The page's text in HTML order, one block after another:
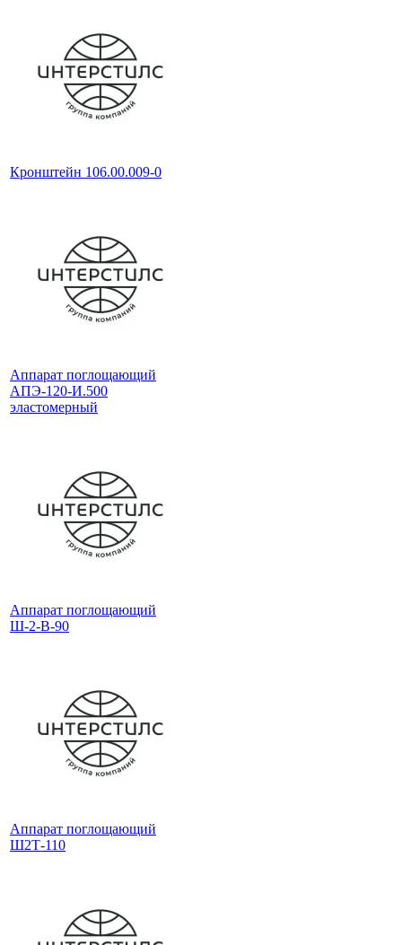
Кронштейн 106.00.009-0
Аппарат поглощающий
АПЭ-120-И.500
эластомерный
Аппарат поглощающий
Ш-2-В-90
Аппарат поглощающий
Ш2Т-110